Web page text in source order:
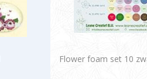
Flower foam set 10